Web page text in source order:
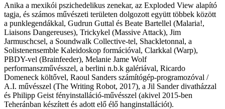
Anika a mexikói pszichedelikus zenekar, az Exploded View alapító
tagja, és számos művészeti területen dolgozott együtt többek között
a punklegendákkal, Gudrun Guttal és Beate Bartellel (Malaria!,
Liaisons Dangereuses), Trickykel (Massive Attack), Jim
Jarmuschcsel, a Soundwalk Collective-tel, Shackletonnal, a
Solistenensemble Kaleidoskop formációval, Clarkkal (Warp),
PBDY-vel (Brainfeeder), Melanie Jame Wolf
performanszművésszel, a berlini n.b.k galériával, Ricardo
Domeneck költővel, Raoul Sanders számítógép-programozóval /
A.I. művésszel (The Writing Robot, 2017), a Jil Sander divatházzal
és Philipp Geist fényinstalláció-művésszel (akivel 2015-ben
Teheránban készített és adott elő élő hanginstallációt).